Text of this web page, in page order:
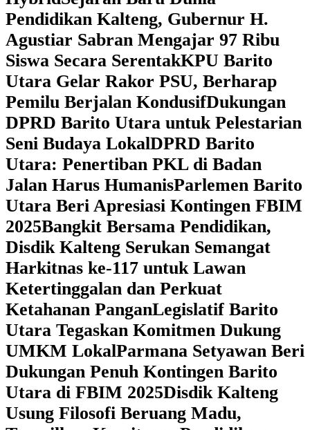
Pendidikan Kalteng, Gubernur H.
Agustiar Sabran Mengajar 97 Ribu
Siswa Secara SerentakKPU Barito
Utara Gelar Rakor PSU, Berharap
Pemilu Berjalan KondusifDukungan
DPRD Barito Utara untuk Pelestarian
Seni Budaya LokalDPRD Barito
Utara: Penertiban PKL di Badan
Jalan Harus HumanisParlemen Barito
Utara Beri Apresiasi Kontingen FBIM
2025‎Bangkit Bersama Pendidikan,
Disdik Kalteng Serukan Semangat
Harkitnas ke-117 untuk Lawan
Ketertinggalan dan Perkuat
Ketahanan PanganLegislatif Barito
Utara Tegaskan Komitmen Dukung
UMKM LokalParmana Setyawan Beri
Dukungan Penuh Kontingen Barito
Utara di FBIM 2025Disdik Kalteng
Usung Filosofi Beruang Madu,